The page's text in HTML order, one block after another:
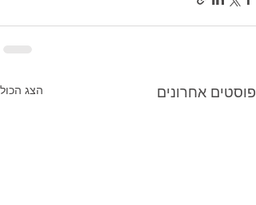
פוסטים אחרונים הצג הכול